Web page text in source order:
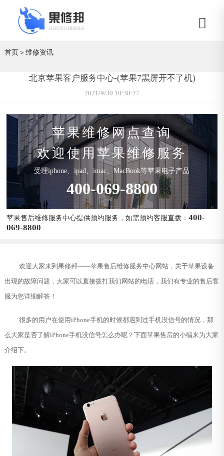
首页＞维修资讯
北京苹果客户服务中心-(苹果7黑屏开不了机)
2021/9/30 10:38:27
苹果维修网点查询
欢迎使用苹果维修服务
受理iphone、ipad、imac、MacBook等苹果电子产品
400-069-8800
苹果售后维修服务中心提供预约服务，如需预约客服直拨：400-
069-8800
欢迎大家来到果修邦——苹果售后维修服务中心网站，关于苹果设备
出现的故障问题，大家可以直接拨打我们网站的电话，我们有专业的售后客
服为您详细解答！
很多的用户在使用iPhone手机的时候都遇到过手机没信号的情况，那
么大家是否了解iPhone手机没信号怎么办呢？下面苹果售后的小编来为大家
介绍下。